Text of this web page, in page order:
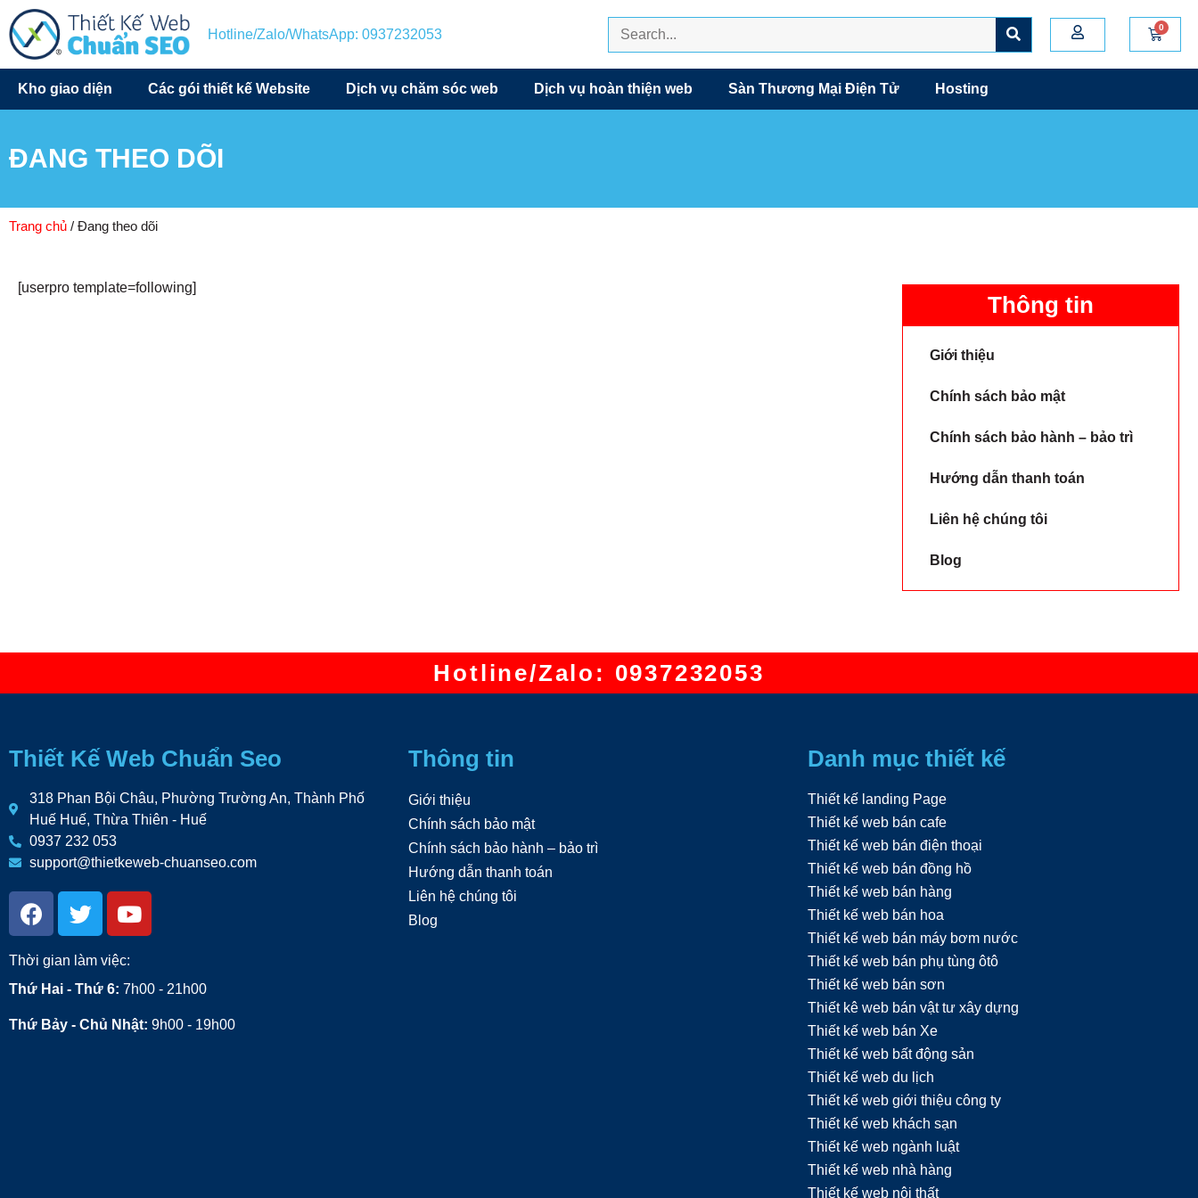
Hotline/Zalo/WhatsApp: 0937232053
Kho giao diện Các gói thiết kế Website Dịch vụ chăm sóc web Dịch vụ hoàn thiện web Sàn Thương Mại Điện Tử Hosting
ĐANG THEO DÕI
Trang chủ / Đang theo dõi
[userpro template=following]
Thông tin
Giới thiệu
Chính sách bảo mật
Chính sách bảo hành – bảo trì
Hướng dẫn thanh toán
Liên hệ chúng tôi
Blog
Hotline/Zalo: 0937232053
Thiết Kế Web Chuẩn Seo
318 Phan Bội Châu, Phường Trường An, Thành Phố
Huế Huế, Thừa Thiên - Huế
0937 232 053
support@thietkeweb-chuanseo.com
Thời gian làm việc:
Thứ Hai - Thứ 6: 7h00 - 21h00
Thứ Bảy - Chủ Nhật: 9h00 - 19h00
Thông tin
Giới thiệu
Chính sách bảo mật
Chính sách bảo hành – bảo trì
Hướng dẫn thanh toán
Liên hệ chúng tôi
Blog
Danh mục thiết kế
Thiết kế landing Page
Thiết kế web bán cafe
Thiết kế web bán điện thoại
Thiết kế web bán đồng hồ
Thiết kế web bán hàng
Thiết kế web bán hoa
Thiết kế web bán máy bơm nước
Thiết kế web bán phụ tùng ôtô
Thiết kế web bán sơn
Thiết kê web bán vật tư xây dựng
Thiết kế web bán Xe
Thiết kế web bất động sản
Thiết kế web du lịch
Thiết kế web giới thiệu công ty
Thiết kế web khách sạn
Thiết kế web ngành luật
Thiết kế web nhà hàng
Thiết kế web nội thất